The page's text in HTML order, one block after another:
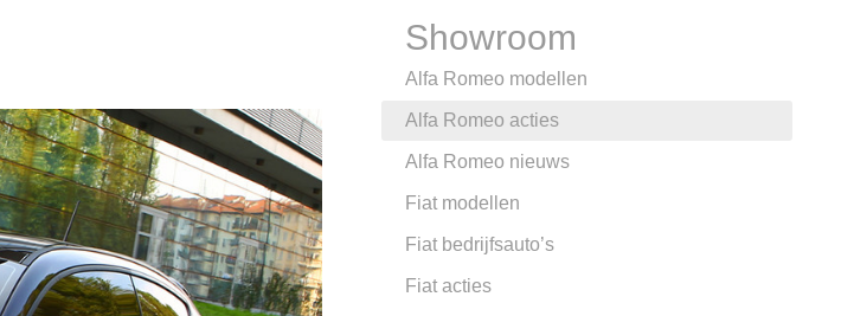
Showroom
Alfa Romeo modellen
Alfa Romeo acties
Alfa Romeo nieuws
Fiat modellen
Fiat bedrijfsauto’s
Fiat acties